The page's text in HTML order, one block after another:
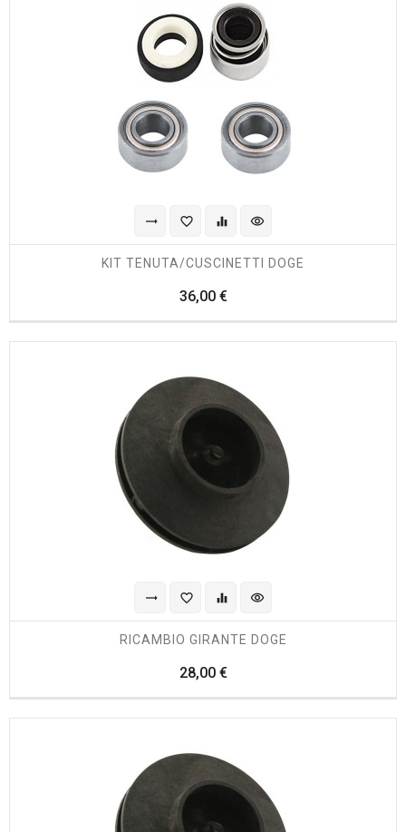
trending_flat favorite_border equalizer visibility
KIT TENUTA/CUSCINETTI DOGE
36,00 €Prezzo
trending_flat favorite_border equalizer visibility
RICAMBIO GIRANTE DOGE
28,00 €Prezzo